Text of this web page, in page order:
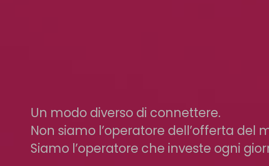
Un modo diverso di connettere.
Non siamo l’operatore dell’offerta del
Siamo l’operatore che investe ogni